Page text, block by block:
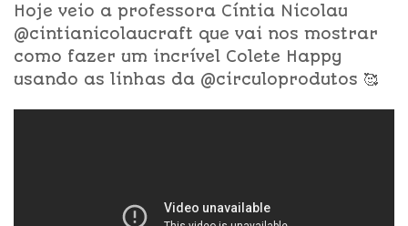
Hoje veio a professora Cíntia Nicolau
@cintianicolaucraft que vai nos mostrar
como fazer um incrível Colete Happy
usando as linhas da @circuloprodutos 🥰